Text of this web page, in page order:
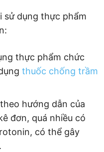
sử dụng thực phẩm
thực phẩm chức
thuốc chống trầm
hướng dẫn của
đơn, quá nhiều có
có thể gây